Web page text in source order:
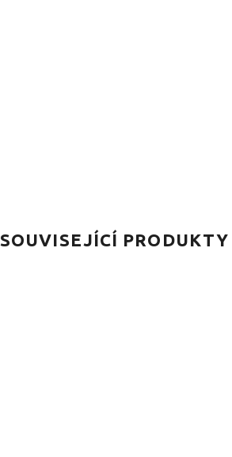
SOUVISEJÍCÍ PRODUKTY